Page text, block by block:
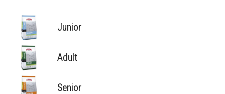
Junior
Adult
Senior